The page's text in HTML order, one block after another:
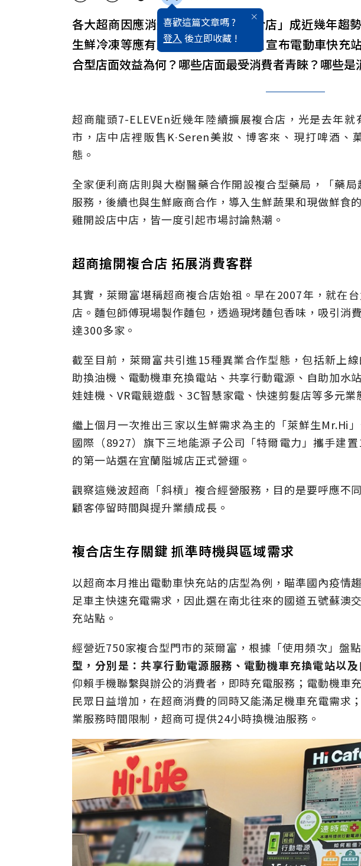
喜歡這篇文章嗎 ?
登入 後立即收藏 !
各大超商因應消費需求轉變，「複合店」成近幾年趨勢
生鮮冷凍等應有盡有。萊爾富8 月
日宣布電動車快充
合型店面效益為何？哪些店面最受消費者青睞？哪些是
超商龍頭7-ELEVEn近幾年陸續擴展複合店，光是去年就
市，店中店裡販售 K∙Seren美妝、博客來、現打啤酒、
態 。
全家便利商店則與大樹醫藥合作開設複合型藥局，「藥
服務，後續也與生鮮廠商合作，導入生鮮蔬果和現做鮮食
雞開設店中店，皆一度引起市場討論熱潮。
超商搶開複合店 拓展消費客群
其實，萊爾富堪稱超商複合店始祖。早在2007年，就在
店 。 麵包師傅現場製作麵包，透過現烤麵包香味，吸引消
達300多家。
截至目前，萊爾富共引進15種異業合作型態，包括新上
助換油機、電動機車充換電站、共享行動電源、自助加水
娃娃機、 VR電競遊戲 、3C智慧家電、快速剪髮店等多元業
繼上個月一次推出三家以生鮮需求為主的「萊鮮生Mr.Hi
國際（8927）旗下三地能源子公司「特爾電力」攜手建置
的第一站選在宜蘭隘城店正式營運。
觀察這幾波超商「斜槓」複合經營服務，目的是要呼應不
顧客停留時間與提升業績成長 。
複合店生存關鍵 抓準時機與區域需求
以超商本月推出電動車快充站的店型為例，瞄準國內疫情
足車主快速充電需求，因此選在南北往來的國道五號蘇澳
充站點。
經營近750家複合型門市的萊爾富，根據「使用頻次」盤
型，分別是 ： 共享行動電源服務、電動機車充換電站以
仰賴手機聯繫與辦公的消費者，即時充電服務；電動機車
民眾日益增加，在超商消費的同時又能滿足機車充電需求
業服務時間限制，超商可提供24小時換機油服務。